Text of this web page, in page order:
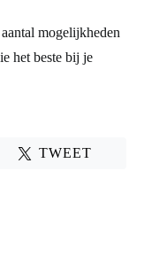
mogelijkheden
het beste bij je
TWEET